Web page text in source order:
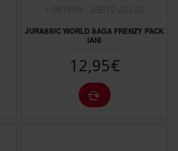
JURASSIC WORLD SAGA FRENZY PACK
IANI
12,95€